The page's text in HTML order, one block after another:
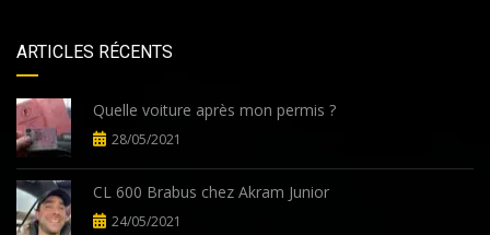
ARTICLES RÉCENTS
Quelle voiture après mon permis ?
28/05/2021
CL 600 Brabus chez Akram Junior
24/05/2021